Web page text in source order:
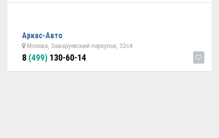
Аркас-Авто
Москва, Заваруевский переулок, 32с4
8 (499) 130-60-14